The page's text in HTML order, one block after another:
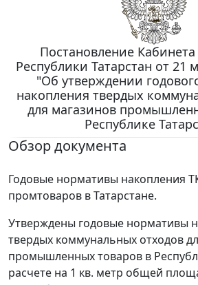
Постановление
Республики Татарстан от 21
"Об утверждении
накопления твердых
для магазинов
Республике
Обзор документа
Годовые нормативы накопления
промтоваров в Татарстане.
Утверждены годовые нормативы
твердых коммунальных отходов
промышленных товаров в
расчете на 1 кв. метр общей